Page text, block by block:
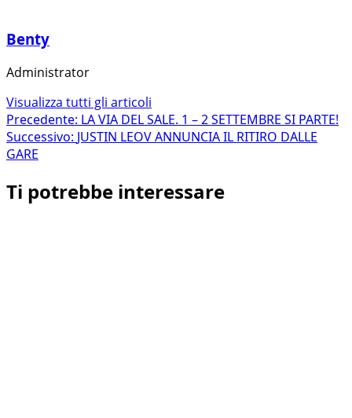
Benty
Administrator
Visualizza tutti gli articoli
Navigazione
articolo
Precedente: LA VIA DEL SALE. 1 – 2 SETTEMBRE SI PARTE!
Successivo: JUSTIN LEOV ANNUNCIA IL RITIRO DALLE
GARE
Ti potrebbe interessare